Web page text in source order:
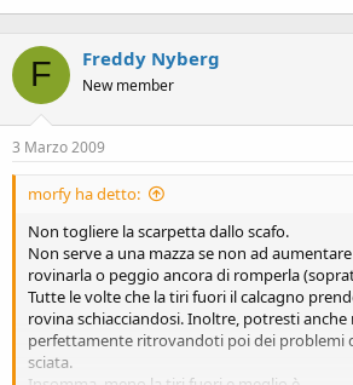
F Freddy Nyberg
New member
3 Marzo 2009
morfy ha detto:
Non togliere la scarpetta dallo scafo.
Non serve a una mazza se non ad
rovinarla o peggio ancora di romperla
Tutte le volte che la tiri fuori il calcagno
rovina schiacciandosi. Inoltre, potresti
perfettamente ritrovandoti poi dei problemi
sciata.